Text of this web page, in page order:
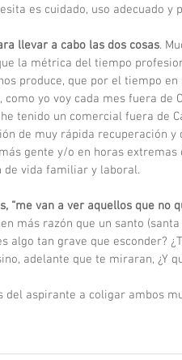
es cuidado, uso adecuado y
llevar a cabo las dos cosas.
la métrica del tiempo
produce, que por el tiempo
como yo voy cada mes fuera de
tenido un comercial fuera de
de muy rápida recuperación y
gente y/o en horas
de vida familiar y laboral.
“me van a ver aquellos que no
más razón que un santo
algo tan grave que esconder?
adelante que te miraran, ¿Y
del aspirante a coligar ambos